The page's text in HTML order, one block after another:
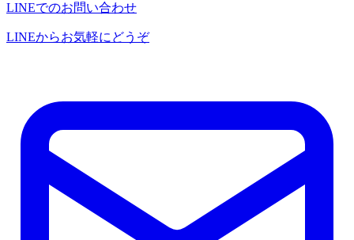
LINEでのお問い合わせ
LINEからお気軽にどうぞ